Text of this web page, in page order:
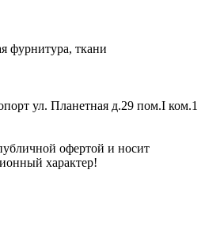
фурнитура, ткани
ул. Планетная д.29 пом.I ком.1
офертой и носит
характер!